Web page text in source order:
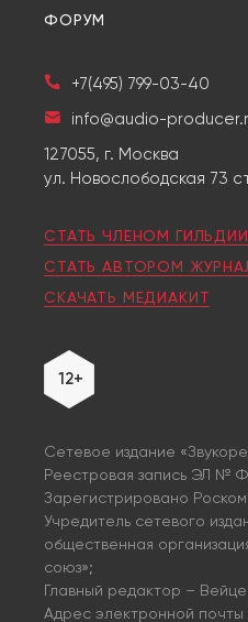
ФОРУМ
+7(495) 799-03-40
info@audio-
127055, г. Москва
ул. Новослободская 73
СТАТЬ ЧЛЕНОМ ГИЛЬДИИ
СТАТЬ АВТОРОМ
СКАЧАТЬ МЕДИАКИТ
12+
Сетевое издание
Реестровая запись ЭЛ №
Зарегистрировано
Учредитель сетевого
общественная
союз»;
Главный редактор –
Адрес электронной почты